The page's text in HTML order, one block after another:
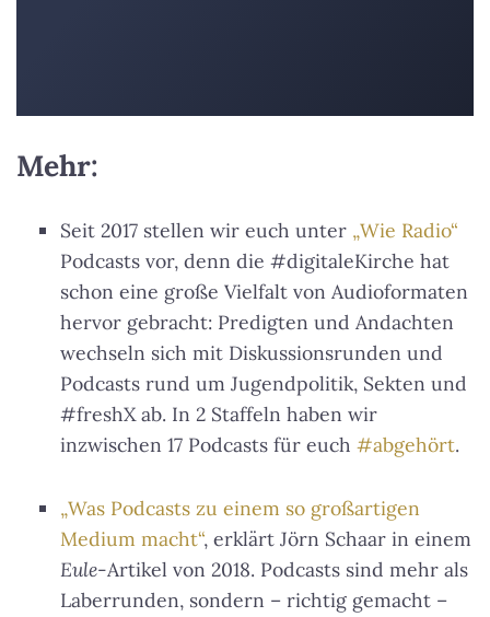
Mehr:
Seit 2017 stellen wir euch unter „Wie Radio“
Podcasts vor, denn die #digitaleKirche hat
schon eine große Vielfalt von Audioformaten
hervor gebracht: Predigten und Andachten
wechseln sich mit Diskussionsrunden und
Podcasts rund um Jugendpolitik, Sekten und
#freshX ab. In 2 Staffeln haben wir
inzwischen 17 Podcasts für euch #abgehört.
„Was Podcasts zu einem so großartigen
Medium macht“, erklärt Jörn Schaar in einem
Eule-Artikel von 2018. Podcasts sind mehr als
Laberrunden, sondern – richtig gemacht –